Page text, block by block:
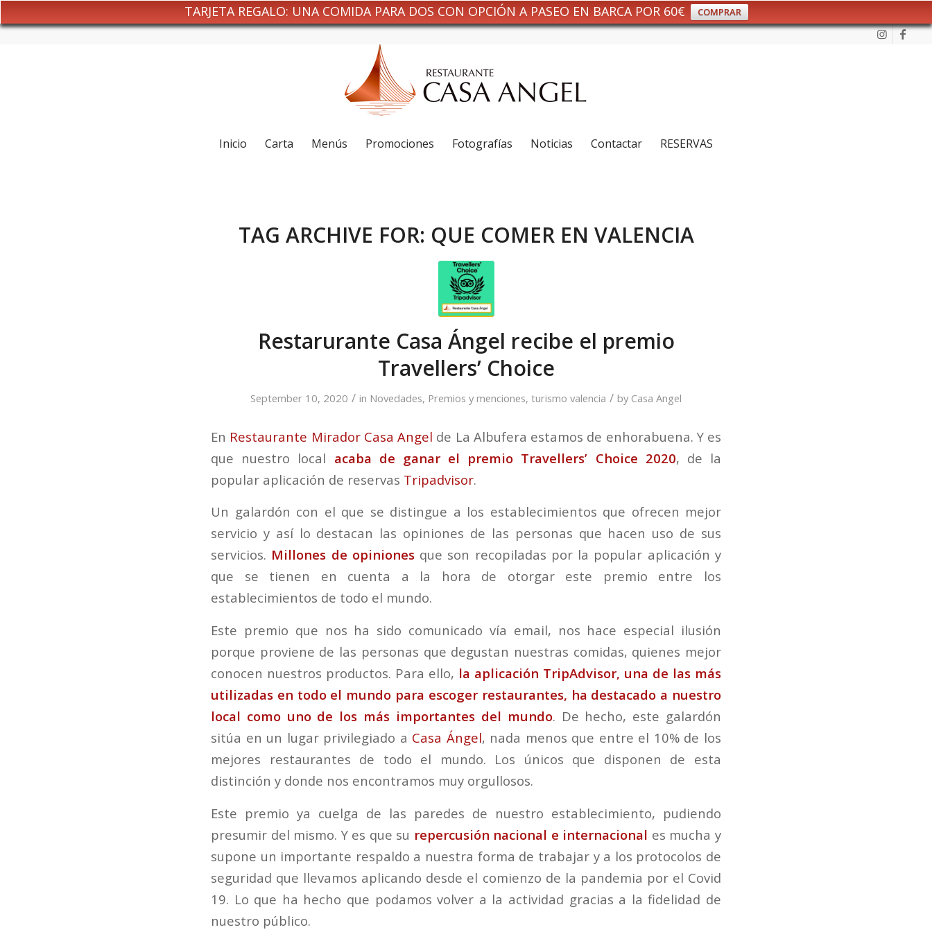
TARJETA REGALO: UNA COMIDA PARA DOS CON OPCIÓN A PASEO EN BARCA POR 60€ COMPRAR
Inicio Carta Menús Promociones Fotografías Noticias Contactar RESERVAS
TAG ARCHIVE FOR: QUE COMER EN VALENCIA
Restarurante Casa Ángel recibe el premio
Travellers’ Choice
September 10, 2020 / in Novedades, Premios y menciones, turismo valencia / by Casa Angel
En Restaurante Mirador Casa Angel de La Albufera estamos de enhorabuena. Y es
que nuestro local acaba de ganar el premio Travellers’ Choice 2020, de la
popular aplicación de reservas Tripadvisor.
Un galardón con el que se distingue a los establecimientos que ofrecen mejor
servicio y así lo destacan las opiniones de las personas que hacen uso de sus
servicios. Millones de opinionesque son recopiladas por la popular aplicación y
que se tienen en cuenta a la hora de otorgar este premio entre los
establecimientos de todo el mundo.
Este premio que nos ha sido comunicado vía email, nos hace especial ilusión
porque proviene de las personas que degustan nuestras comidas, quienes mejor
conocen nuestros productos. Para ello, la aplicación TripAdvisor, una de las más
utilizadas en todo el mundo para escoger restaurantes, ha destacado a nuestro
local como uno de los más importantes del mundo. De hecho, este galardón
sitúa en un lugar privilegiado a Casa Ángel, nada menos que entre el 10% de los
mejores restaurantes de todo el mundo. Los únicos que disponen de esta
distinción y donde nos encontramos muy orgullosos.
Este premio ya cuelga de las paredes de nuestro establecimiento, pudiendo
presumir del mismo. Y es que su repercusión nacional e internacional es mucha y
supone un importante respaldo a nuestra forma de trabajar y a los protocolos de
seguridad que llevamos aplicando desde el comienzo de la pandemia por el Covid
19. Lo que ha hecho que podamos volver a la actividad gracias a la fidelidad de
nuestro público.